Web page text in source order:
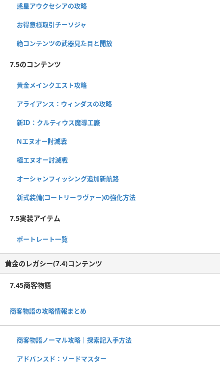
惑星アウクセシアの攻略
お得意様取引チーソジャ
絶コンテンツの武器見た目と開放
7.5のコンテンツ
黄金メインクエスト攻略
アライアンス：ウィンダスの攻略
新ID：クルティウス魔導工廠
Nエヌオー討滅戦
極エヌオー討滅戦
オーシャンフィッシング追加新航路
新式装備(コートリーラヴァー)の強化方法
7.5実装アイテム
ポートレート一覧
黄金のレガシー(7.4)コンテンツ
7.45商客物語
商客物語の攻略情報まとめ
商客物語ノーマル攻略｜探索記入手方法
アドバンスド：ソードマスター